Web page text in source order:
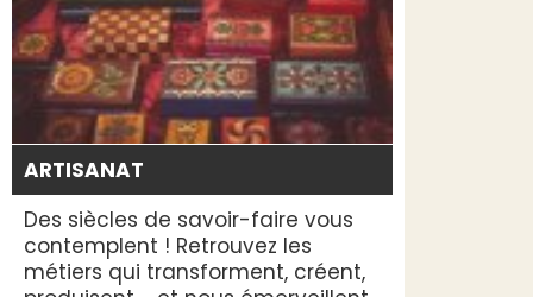
ARTISANAT
Des siècles de savoir-faire vous
contemplent ! Retrouvez les
métiers qui transforment, créent,